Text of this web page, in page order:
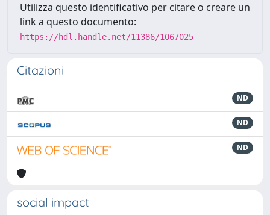
Utilizza questo identificativo per citare o creare un
link a questo documento:
https://hdl.handle.net/11386/1067025
Citazioni
ND
ND
ND
social impact